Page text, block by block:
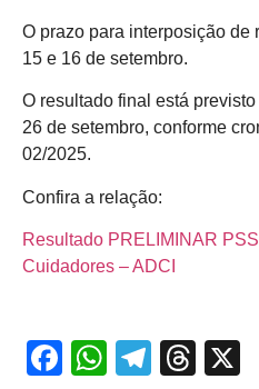
O prazo para interposição de
15 e 16 de setembro.
O resultado final está
26 de setembro, conforme
02/2025.
Confira a relação:
Resultado PRELIMINAR
Cuidadores – ADCI
Facebook
WhatsApp